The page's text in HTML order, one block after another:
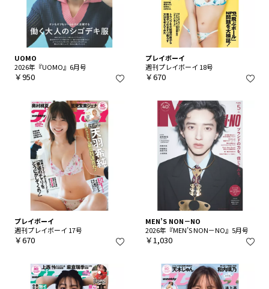
UOMO
2026年『UOMO』6月号
￥950
プレイボーイ
週刊プレイボーイ 18号
￥670
プレイボーイ
週刊プレイボーイ 17号
￥670
MEN’S NON－NO
2026年『MEN’S NON－NO』5月号
￥1,030